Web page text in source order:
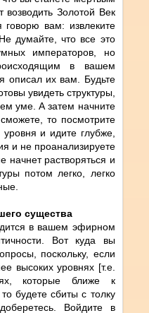
Золотой Век
вам: извлеките
думайте, что все это
императоров, но
в вашем
описал их вам. Будьте
увидеть структуры,
уме. А затем начните
то посмотрите
и идите глубже,
и не проанализируете
начнет растворяться и
потом легко, легко
существа
в вашем эфирном
Вот куда вы
поскольку, если
высоких уровнях [т.е.
которые ближе к
будете сбиты с толку
Войдите в